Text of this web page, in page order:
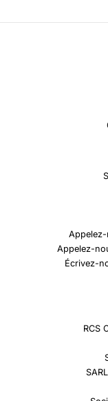
Appelez-
Écrivez-
RCS